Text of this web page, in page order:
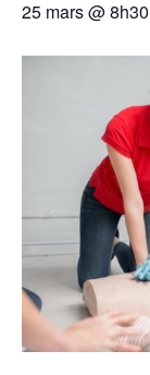
25 mars @ 8h30